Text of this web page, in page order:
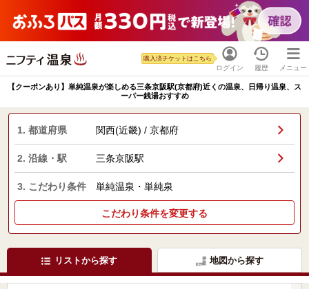
ログイン
購入済チケットはこちら
履歴 メニュー
【クーポンあり】単純温泉が楽しめる三条京阪駅(京都府)近くの温泉、日帰り温泉、ス
ーパー銭湯おすすめ
1. 都道府県 関西(近畿) / 京都府
2. 沿線・駅 三条京阪駅
3. こだわり条件 単純温泉・単純泉
こだわり条件を変更する
リストから探す 地図から探す